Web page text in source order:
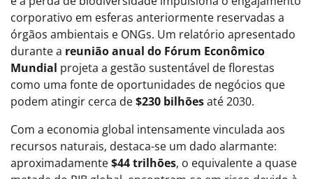
corporativo em esferas anteriormente reservadas a
órgãos ambientais e ONGs. Um relatório apresentado
durante a reunião anual do Fórum Econômico
Mundial projeta a gestão sustentável de florestas
como uma fonte de oportunidades de negócios que
podem atingir cerca de$230 bilhõesaté 2030.
Com a economia global intensamente vinculada aos
recursos naturais, destaca-se um dado alarmante:
aproximadamente$44 trilhões, o equivalente a quase